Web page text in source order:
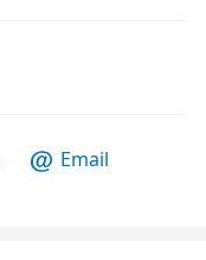
Email